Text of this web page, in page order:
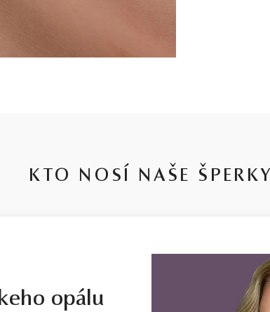
KTO NOSÍ NAŠE ŠPERKY
opálu